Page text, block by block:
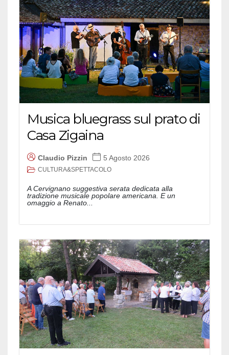
Musica bluegrass sul prato di
Casa Zigaina
Claudio Pizzin 5 Agosto 2026
CULTURA&SPETTACOLO
A Cervignano suggestiva serata dedicata alla
tradizione musicale popolare americana. E un
omaggio a Renato...